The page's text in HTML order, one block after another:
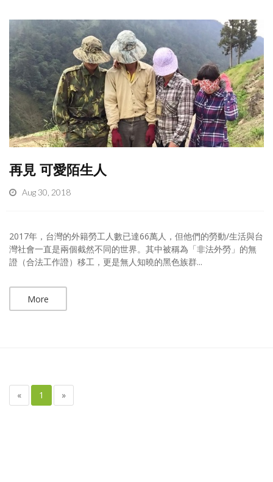
再見 可愛陌生人
Aug 30, 2018
2017年，台灣的外籍勞工人數已達66萬人，但他們的勞動/生活與台
灣社會一直是兩個截然不同的世界。其中被稱為「非法外勞」的無
證（合法工作證）移工，更是無人知曉的黑色族群...
More
« 1 »